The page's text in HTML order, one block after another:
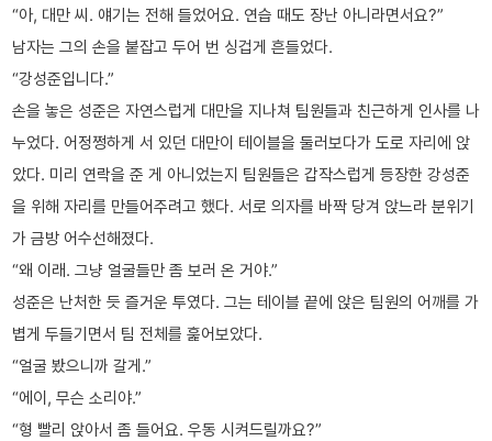
“아, 대만 씨. 얘기는 전해 들었어요. 연습 때도 장난 아니라면서요?”
남자는 그의 손을 붙잡고 두어 번 싱겁게 흔들었다.
“강성준입니다.”
손을 놓은 성준은 자연스럽게 대만을 지나쳐 팀원들과 친근하게 인사를 나
누었다. 어정쩡하게 서 있던 대만이 테이블을 둘러보다가 도로 자리에 앉
았다. 미리 연락을 준 게 아니었는지 팀원들은 갑작스럽게 등장한 강성준
을 위해 자리를 만들어주려고 했다. 서로 의자를 바짝 당겨 앉느라 분위기
가 금방 어수선해졌다.
“왜 이래. 그냥 얼굴들만 좀 보러 온 거야.”
성준은 난처한 듯 즐거운 투였다. 그는 테이블 끝에 앉은 팀원의 어깨를 가
볍게 두들기면서 팀 전체를 훑어보았다.
“얼굴 봤으니까 갈게.”
“에이, 무슨 소리야.”
“형 빨리 앉아서 좀 들어요. 우동 시켜드릴까요?”